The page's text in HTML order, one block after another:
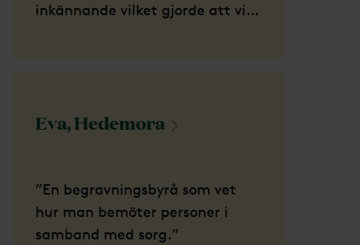
inkännande vilket gjorde att vi
Eva,Hedemora
”En begravningsbyrå som vet
hur man bemöter personer i
samband med sorg.”